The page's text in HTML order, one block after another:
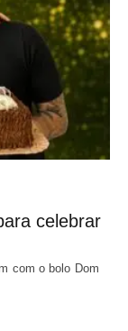
celebrar
com o bolo Dom